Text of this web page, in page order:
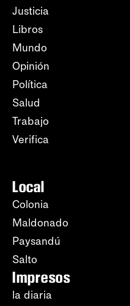
Justicia
Libros
Mundo
Opinión
Política
Salud
Trabajo
Verifica
Local
Colonia
Maldonado
Paysandú
Salto
Impresos
la diaria